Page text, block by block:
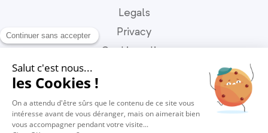
Legals
Privacy
Cookie policy